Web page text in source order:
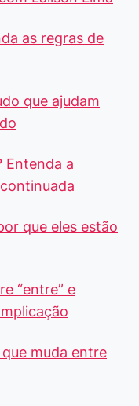
as regras de
que ajudam
Entenda a
que eles estão
“entre” e
muda entre